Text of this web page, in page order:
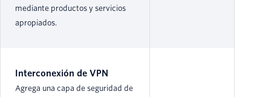
mediante productos y servicios
apropiados.
Interconexión de VPN
Agrega una capa de seguridad de